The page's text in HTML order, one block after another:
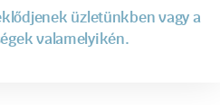
üzletünkben vagy a
valamelyikén.